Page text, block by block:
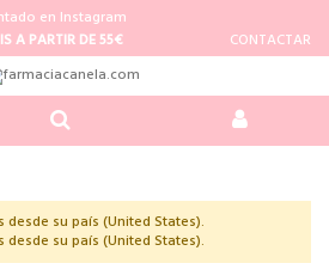
en Instagram
A PARTIR DE 55€
CONTACTAR
su país (United States).
su país (United States).